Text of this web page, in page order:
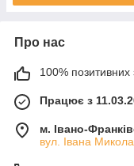
Про нас
100% позитивних
Працює з
м. Івано-
вул. Івана